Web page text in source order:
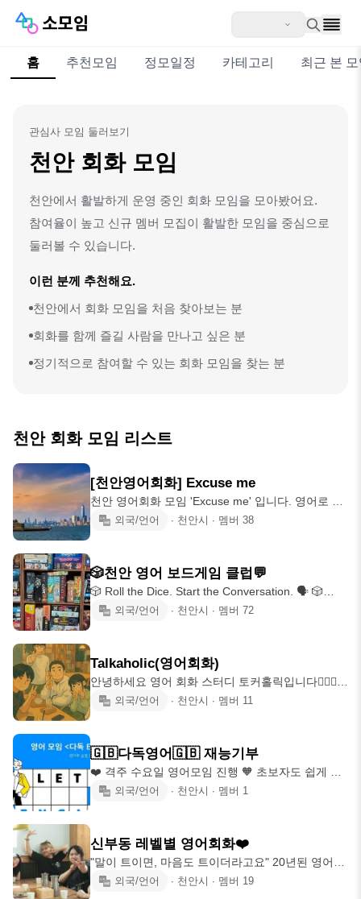
홈 추천모임 정모일정 카테고리 최근 본
관심사 모임 둘러보기
천안 회화 모임
천안에서 활발하게 운영 중인 회화 모임을 모아봤어요.
참여율이 높고 신규 멤버 모집이 활발한 모임을 중심으로
둘러볼 수 있습니다.
이런 분께 추천해요.
천안에서 회화 모임을 처음 찾아보는 분
회화를 함께 즐길 사람을 만나고 싶은 분
정기적으로 참여할 수 있는 회화 모임을 찾는 분
천안 회화 모임 리스트
[천안영어회화] Excuse me
천안 영어회화 모임 'Excuse me' 입니다. 영어로 말
하는 연습 함께해요! ✔️ 영문 뉴스기사 읽고 질문에
19:30 ~ 21:30 동안 진행해요. 👉 토요일 번개형식
의 모임도 가능해요. 👉 장소는 미리 공지 해드리니
참석 눌러주세요. ⭐️ 가입 후 24시간 내 가입인사 필
수 ⭐️ 나이제한 1998년생-1981년생 ⭐️ 2개월 이상
외국/언어 ∙ 천안시 ∙ 멤버 38
🎲천안 영어 보드게임 클럽💬
🎲 Roll the Dice. Start the Conversation. 🗣 🎲
Board Games & Social Events 🤝 Friendly
당 & 배방 ⏱️ 90–120 minutes 🗓 Usual meeting
weeks: 1st, 3rd & last week of each month • Fri &
Sat evenings (starting around 7–8 PM)
외국/언어 ∙ 천안시 ∙ 멤버 72
Talkaholic(영어회화)
안녕하세요 영어 회화 스터디 토커홀릭입니다🙇🏻‍♂️ ❗️
일시 및 장소 - 매주 1회 2시간 - 요일,시간 추후 결
화 두 방식 중 하나를 택해 이야기를 나눕니다. ❗️모
집 인원 - 미정 - 나이 : 05-95년생 ❗️회비 - 없음 (커피
값은 본인부담) 스터디원끼리 부담없고 친근한 분위
기에서 스터디를 진행하고 있습니다. 일부 스터디원
외국/언어 ∙ 천안시 ∙ 멤버 11
🇬🇧다독영어🇬🇧 재능기부
❤️ 격주 수요일 영어모임 진행 🧡 초보자도 쉽게 참
여할 수 있는 모임 💛 독서, 보드 연계모임 💚 동아리
험을 하고 싶으시다면 다독영어로:)
외국/언어 ∙ 천안시 ∙ 멤버 1
신부동 레벨별 영어회화❤️
"말이 트이면, 마음도 트이더라고요" 20년된 영어스
피킹클럽. 왕왕초보~고급레벨까지 16단계 팀 구성!
외국/언어 ∙ 천안시 ∙ 멤버 19